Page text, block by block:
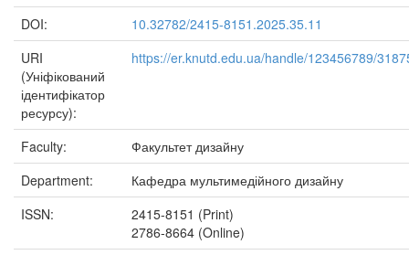
DOI:
10.32782/2415-8151.2025.35.11
URI
(Уніфікований
ідентифікатор
ресурсу):
https://er.knutd.edu.ua/handle/123456789/
Faculty:
Факультет дизайну
Department:
Кафедра мультимедійного дизайну
ISSN:
2415-8151 (Print)
2786-8664 (Online)